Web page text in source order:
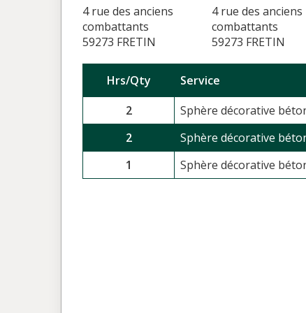
4 rue des anciens
combattants
59273 FRETIN
4 rue des anciens
combattants
59273 FRETIN
Hrs/Qty Service
2
Sphère décorative
2
Sphère décorative
1
Sphère décorative